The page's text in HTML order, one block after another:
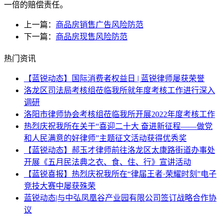
一倍的赔偿责任。
上一篇： 商品房销售广告风险防范
下一篇： 商品房现售风险防范
热门资讯
【蓝锐动态】国际消费者权益日 | 蓝锐律师屡获荣誉
洛龙区司法局考核组莅临我所就年度考核工作进行深入
调研
洛阳市律师协会考核组莅临我所开展2022年度考核工作
热烈庆祝我所在关于“喜迎二十大 奋进新征程——做党
和人民满意的好律师”主题征文活动获得优秀奖
【蓝锐动态】郝玉才律师前往洛龙区太康路街道办事处
开展《五月民法典之衣、食、住、行》宣讲活动
【蓝锐喜报】热烈庆祝我所在“律届王者·荣耀时刻”电子
竞技大赛中屡获殊荣
蓝锐动态|与中弘凤凰谷产业园有限公司签订战略合作协
议